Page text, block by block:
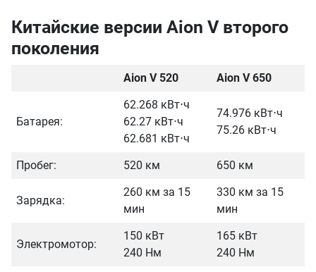
Китайские версии Aion V второго
поколения
Aion V 520 Aion V 650
Батарея:
62.268 кВт⋅ч
62.27 кВт⋅ч
62.681 кВт⋅ч
74.976 кВт⋅ч
75.26 кВт⋅ч
Пробег: 520 км 650 км
Зарядка:
260 км за 15
мин
330 км за 15
мин
Электромотор:
150 кВт
240 Нм
165 кВт
240 Нм